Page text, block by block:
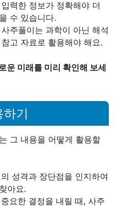
력한 정보가 정확해야 더
수 있습니다.
주풀이는 과학이 아닌 해석
고 자료로 활용해야 해요.
운 미래를 미리 확인해 보세
하기
그 내용을 어떻게 활용할
성격과 장단점을 인지하여
아요.
요한 결정을 내릴 때, 사주